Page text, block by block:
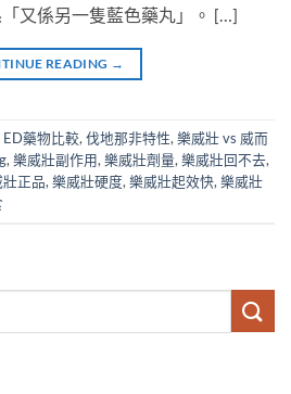
又係另一隻藍色藥丸」。 […]
READING →
ED藥物比較, 伐地那非特性, 樂威壯 vs 威而
, 樂威壯副作用, 樂威壯劑量, 樂威壯回不去,
正品, 樂威壯硬度, 樂威壯起效快, 樂威壯